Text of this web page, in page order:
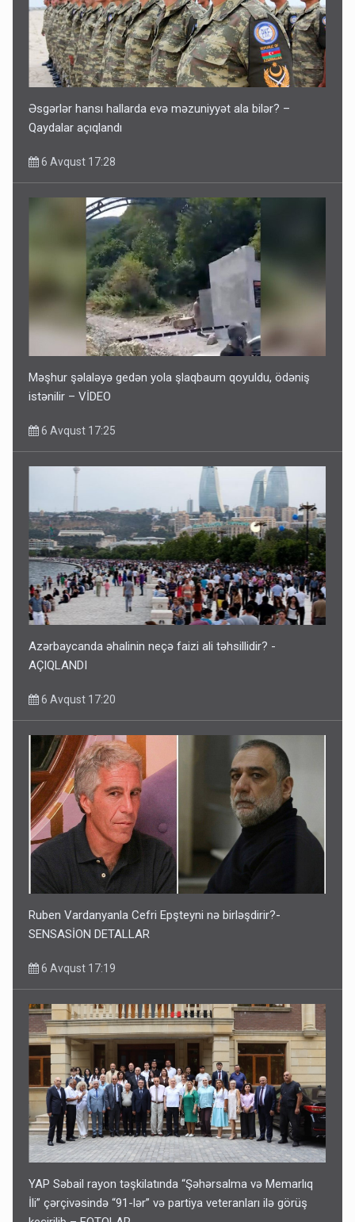
Əsgərlər hansı hallarda evə məzuniyyət ala bilər? –
Qaydalar açıqlandı
6 Avqust 17:28
Məşhur şəlaləyə gedən yola şlaqbaum qoyuldu, ödəniş
istənilir – VİDEO
6 Avqust 17:25
Azərbaycanda əhalinin neçə faizi ali təhsillidir? -
AÇIQLANDI
6 Avqust 17:20
Ruben Vardanyanla Cefri Epşteyni nə birləşdirir?-
SENSASİON DETALLAR
6 Avqust 17:19
YAP Səbail rayon təşkilatında “Şəhərsalma və Memarlıq
İli” çərçivəsində “91-lər” və partiya veteranları ilə görüş